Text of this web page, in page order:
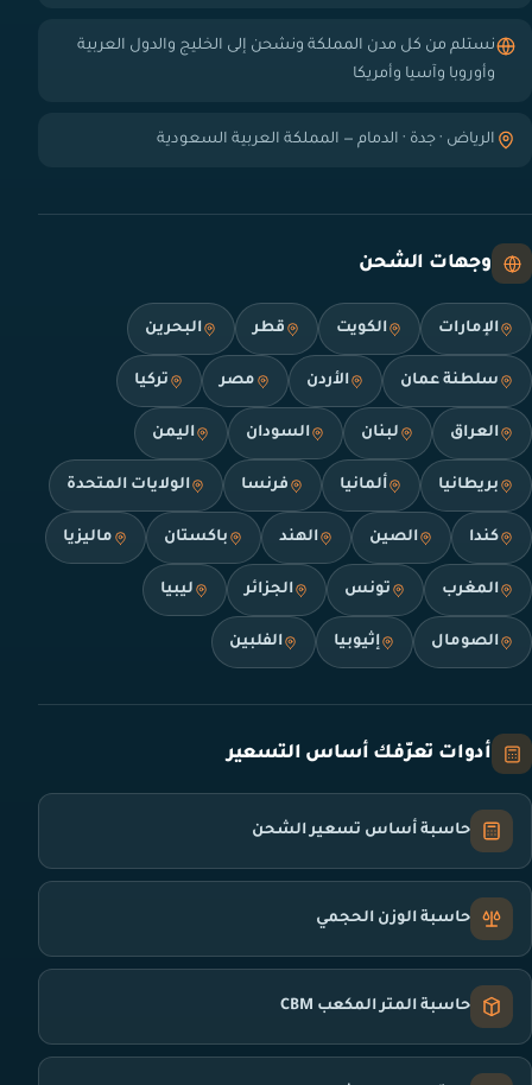
نستلم من كل مدن المملكة ونشحن إلى الخليج والدول العربية
وأوروبا وآسيا وأمريكا
الرياض · جدة · الدمام — المملكة العربية السعودية
وجهات الشحن
الإمارات الكويت قطر البحرين
سلطنة عمان الأردن مصر تركيا
العراق لبنان السودان اليمن
بريطانيا ألمانيا فرنسا الولايات المتحدة
كندا الصين الهند باكستان ماليزيا
المغرب تونس الجزائر ليبيا
الصومال إثيوبيا الفلبين
أدوات تعرّفك أساس التسعير
حاسبة أساس تسعير الشحن
حاسبة الوزن الحجمي
حاسبة المتر المكعب CBM